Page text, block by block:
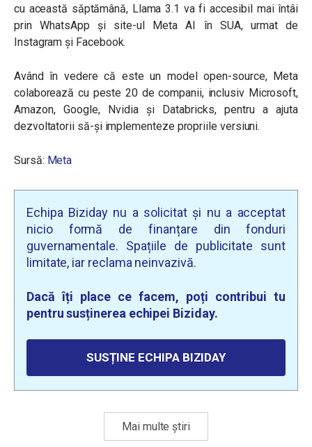
cu această săptămână, Llama 3.1 va fi accesibil mai întâi
prin WhatsApp și site-ul Meta AI în SUA, urmat de
Instagram și Facebook.
Având în vedere că este un model open-source, Meta
colaborează cu peste 20 de companii, inclusiv Microsoft,
Amazon, Google, Nvidia și Databricks, pentru a ajuta
dezvoltatorii să-și implementeze propriile versiuni.
Sursă: Meta
Echipa Biziday nu a solicitat și nu a acceptat
nicio formă de finanțare din fonduri
guvernamentale. Spațiile de publicitate sunt
limitate, iar reclama neinvazivă.
Dacă îți place ce facem, poți contribui tu
pentru susținerea echipei Biziday.
SUSȚINE ECHIPA BIZIDAY
Mai multe știri